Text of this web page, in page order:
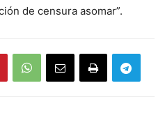
de censura asomar”.